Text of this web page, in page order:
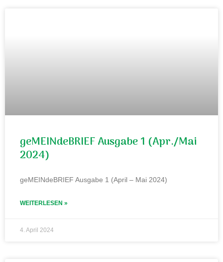
geMEINdeBRIEF Ausgabe 1 (Apr./Mai
2024)
geMEINdeBRIEF Ausgabe 1 (April – Mai 2024)
WEITERLESEN »
4. April 2024